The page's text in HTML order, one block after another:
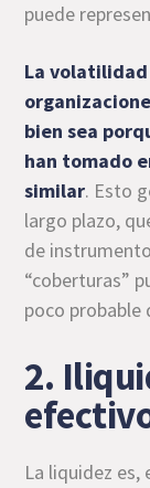
puede
La
bien sea
han tomado
similar. Esto
largo plazo,
de
“coberturas”
poco probable
2.
La liquidez